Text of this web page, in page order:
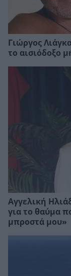
Γιώργος
το αισιόδοξο
Αγγελική
για το θαύμα
μπροστά μου»